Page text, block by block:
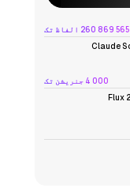
260 869 565 الفاظ تک
Claude
4 000 جنریشن تک
Flux